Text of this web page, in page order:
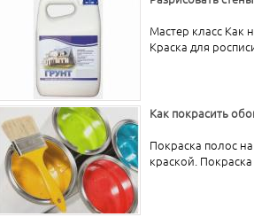
Мастер класс Как
Краска для
Как покрасить
Покраска полос
краской. Покраска